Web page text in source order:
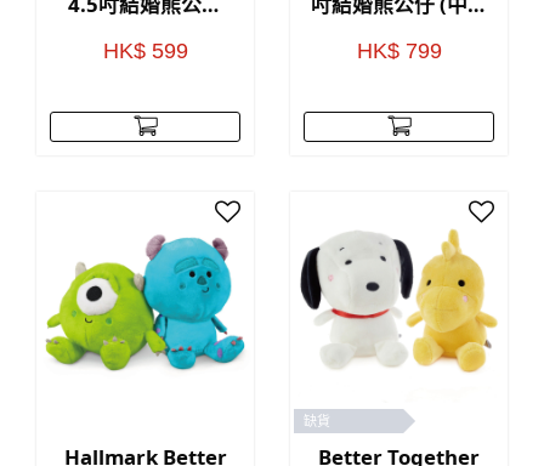
HK$ 599 HK$ 799
Hallmark Better
缺貨
Better Together